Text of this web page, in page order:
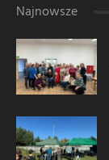
Najnowsze